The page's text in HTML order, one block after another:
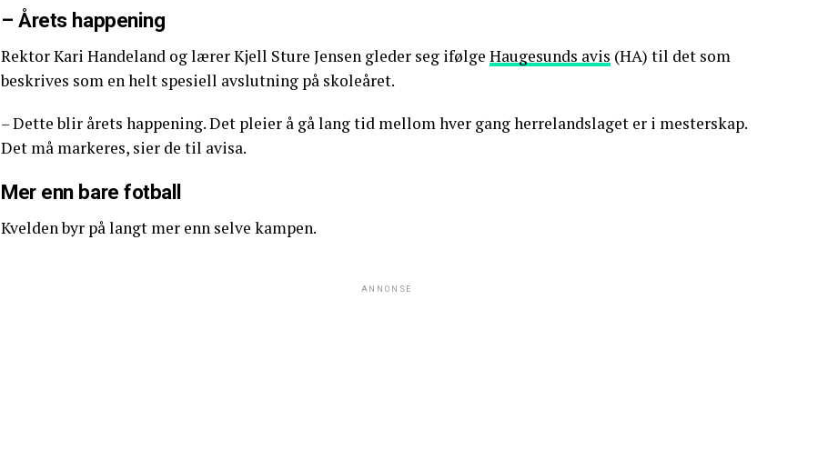
– Årets happening
Rektor Kari Handeland og lærer Kjell Sture Jensen gleder seg ifølge Haugesunds avis (HA) til det som
beskrives som en helt spesiell avslutning på skoleåret.
– Dette blir årets happening. Det pleier å gå lang tid mellom hver gang herrelandslaget er i mesterskap.
Det må markeres, sier de til avisa.
Mer enn bare fotball
Kvelden byr på langt mer enn selve kampen.
ANNONSE